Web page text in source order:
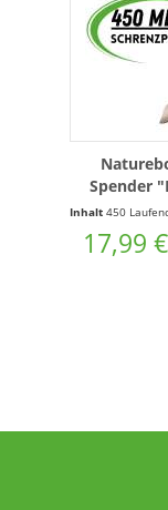
Spender
450m
Inhalt 450 Laufende(r)
17,99 €